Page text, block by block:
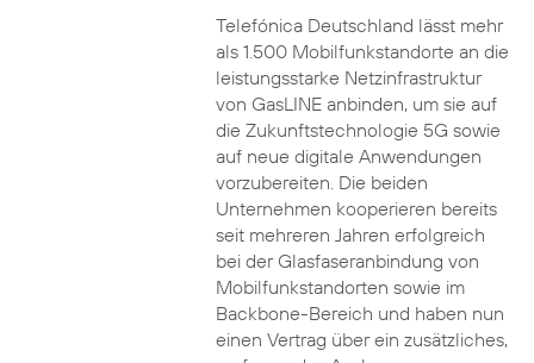
Telefónica Deutschland lässt mehr
als 1.500 Mobilfunkstandorte an die
leistungsstarke Netzinfrastruktur
von GasLINE anbinden, um sie auf
die Zukunftstechnologie 5G sowie
auf neue digitale Anwendungen
vorzubereiten. Die beiden
Unternehmen kooperieren bereits
seit mehreren Jahren erfolgreich
bei der Glasfaseranbindung von
Mobilfunkstandorten sowie im
Backbone-Bereich und haben nun
einen Vertrag über ein zusätzliches,